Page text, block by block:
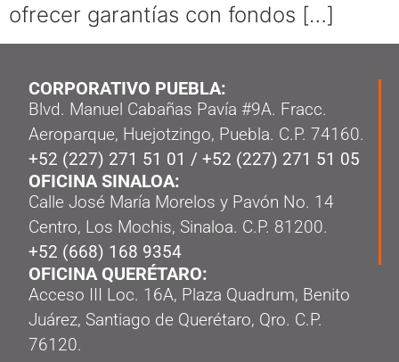
ofrecer garantías con fondos […]
CORPORATIVO PUEBLA:
Blvd. Manuel Cabañas Pavía #9A. Fracc.
Aeroparque, Huejotzingo, Puebla. C.P. 74160.
+52 (227) 271 51 01 / +52 (227) 271 51 05
OFICINA SINALOA:
Calle José María Morelos y Pavón No. 14
Centro, Los Mochis, Sinaloa. C.P. 81200.
+52 (668) 168 9354
OFICINA QUERÉTARO:
Acceso III Loc. 16A, Plaza Quadrum, Benito
Juárez, Santiago de Querétaro, Qro. C.P.
76120.